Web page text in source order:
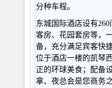
分种车程。
东城国际酒店设有
客房、花园套房等，
备，充分满足宾客快
位于酒店一楼的凯琴
正的环球美食；配备
拿、夜总会是您商务